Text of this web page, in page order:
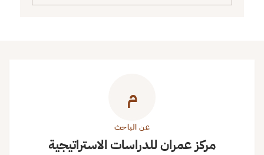
م
عن الباحث
مركز عمران للدراسات الاستراتيجية